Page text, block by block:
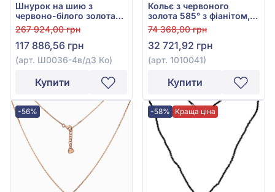
Шнурок на шию з
червоно-білого золота
585° з чорним шовком,
арт. Ш0036-4в/д3 Ко
267 924,00 грн
117 886,56 грн
(арт. Ш0036-4в/д3 Ко)
Купити
Кольє з червоного
золота 585° з фіанітом,
кубічним цирконієм,
бірюзою та емаллю, арт.
1010041
74 368,00 грн
32 721,92 грн
(арт. 1010041)
Купити
-56% -58% Краща ціна